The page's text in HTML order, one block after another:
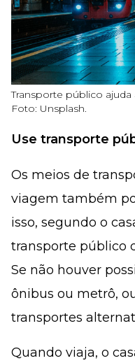
Transporte público ajuda
Foto: Unsplash.
Use transporte
Os meios de
viagem também
isso, segundo o
transporte público
Se não houver
ônibus ou metrô,
transportes
Quando viaja, o